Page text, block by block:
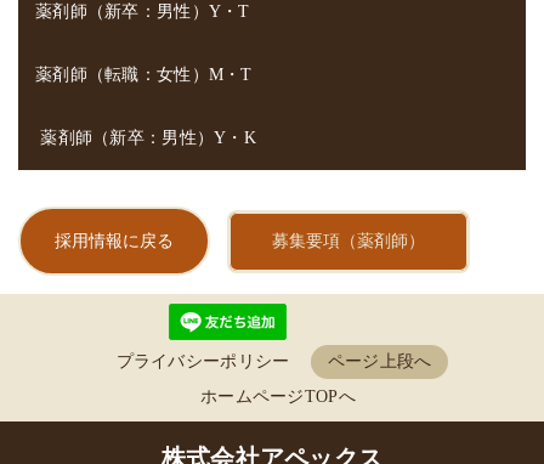
薬剤師（新卒：男性）Y・T
薬剤師（転職：女性）M・T
薬剤師（新卒：男性）Y・K
採用情報に戻る 募集要項（薬剤師）
プライバシーポリシー
ページ上段へ
ホームページTOPへ
株式会社アペックス